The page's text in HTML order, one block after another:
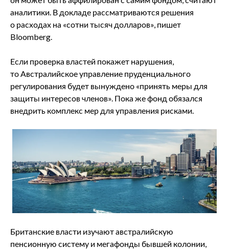
аналитики. В докладе рассматриваются решения
о расходах на «сотни тысяч долларов», пишет
Bloomberg.
Если проверка властей покажет нарушения,
то Австралийское управление пруденциального
регулирования будет вынуждено «принять меры для
защиты интересов членов». Пока же фонд обязался
внедрить комплекс мер для управления рисками.
Британские власти изучают австралийскую
пенсионную систему и мегафонды бывшей колонии,